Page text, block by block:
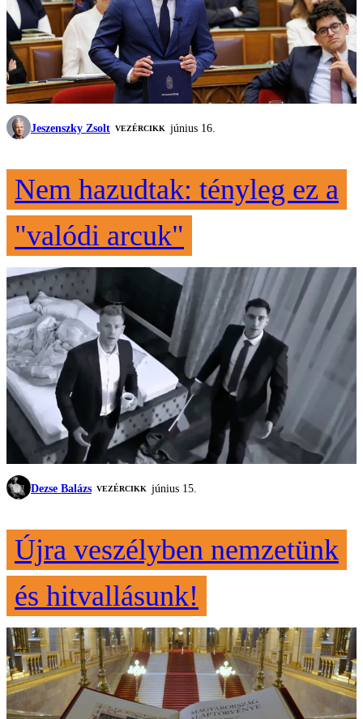
Jeszenszky Zsolt VEZÉRCIKK június 16.
Nem hazudtak: tényleg ez a
"valódi arcuk"
Dezse Balázs VEZÉRCIKK június 15.
Újra veszélyben nemzetünk
és hitvallásunk!